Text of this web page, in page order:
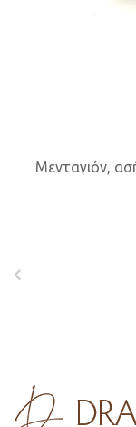
Μενταγιόν,